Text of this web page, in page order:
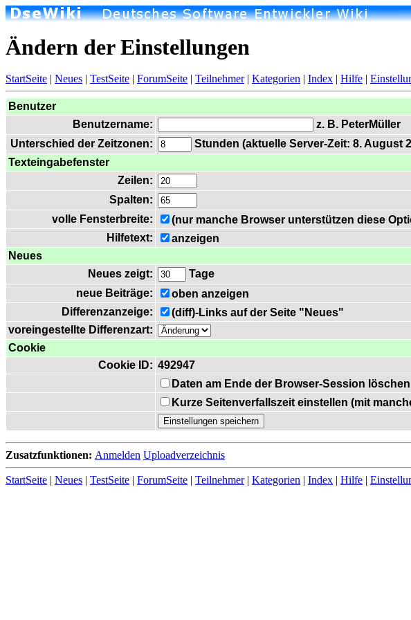
Ändern der Einstellungen
StartSeite | Neues | TestSeite | ForumSeite | Teilnehmer| Kategorien | Index | Hilfe |
Benutzer
Benutzername:
z. B. PeterMüller
Unterschied der Zeitzonen:
Stunden (aktuelle Server-Zeit: 8. August
Texteingabefenster
Zeilen:
Spalten:
volle Fensterbreite:
(nur manche Browser unterstützen diese
Hilfetext:
anzeigen
Neues
Neues zeigt:
Tage
neue Beiträge:
oben anzeigen
Differenzanzeige:
(diff)-Links auf der Seite "Neues"
voreingestellte Differenzart:
Cookie
Cookie ID: 492947
Daten am Ende der Browser-Session löschen
Kurze Seitenverfallszeit einstellen (mit
Zusatzfunktionen: Anmelden Uploadverzeichnis
StartSeite | Neues | TestSeite | ForumSeite | Teilnehmer| Kategorien | Index | Hilfe |